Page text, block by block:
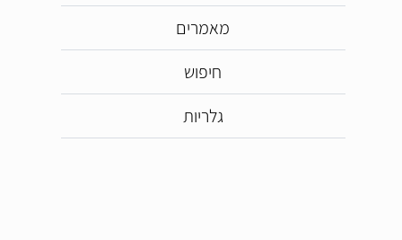
מאמרים
חיפוש
גלריות